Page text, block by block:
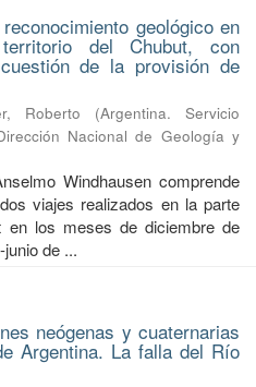
geológico en
del Chubut, con
de la provisión de
Roberto (Argentina. Servicio
Nacional de Geología y
Windhausen comprende
viajes realizados en la parte
en los meses de diciembre de
de ...
neógenas y cuaternarias
Argentina. La falla del Río